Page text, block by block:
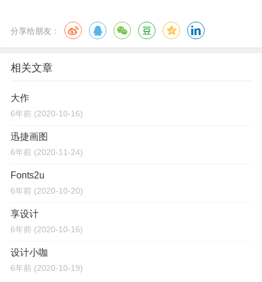
分享给朋友：
相关文章
大作
6年前 (2020-10-16)
迅捷画图
6年前 (2020-11-24)
Fonts2u
6年前 (2020-10-20)
享设计
6年前 (2020-10-16)
设计小咖
6年前 (2020-10-19)